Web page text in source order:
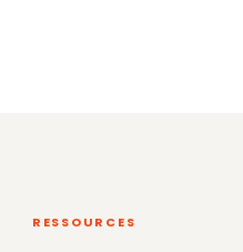
RESSOURCES